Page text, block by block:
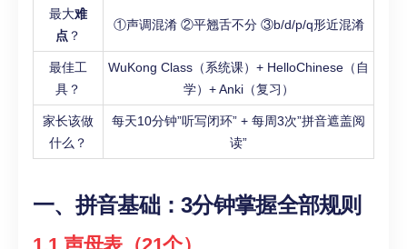
最大难
点 ？
①声调混淆 ②平翘舌不分 ③b/d/p/q形近混淆
最佳工
具？
WuKong Class（系统课）+ HelloChinese（自
学）+ Anki（复习）
家长该做
什么？
每天10分钟”听写闭环” + 每周3次”拼音遮盖阅
读”
一、拼音基础：3分钟掌握全部规则